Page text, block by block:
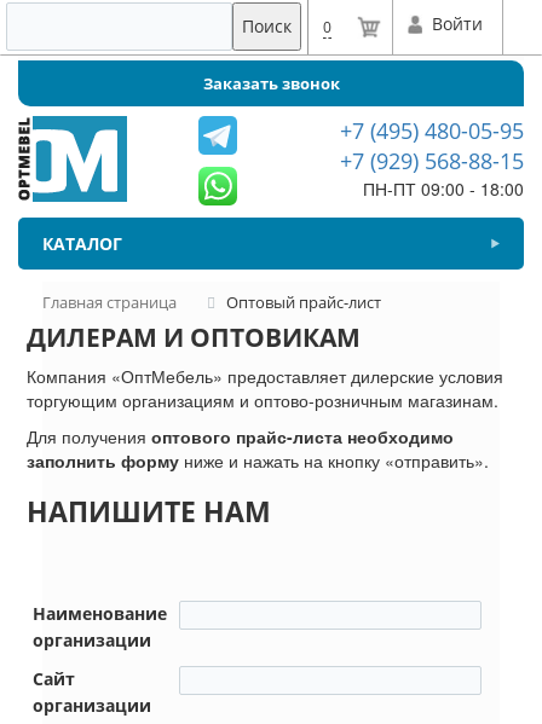
Поиск 0 Войти
Заказать звонок
+7 (495) 480-05-95
+7 (929) 568-88-15
ПН-ПТ 09:00 - 18:00
КАТАЛОГ
Главная страница Оптовый прайс-лист
ДИЛЕРАМ И ОПТОВИКАМ
Компания «ОптМебель» предоставляет дилерские условия
торгующим организациям и оптово-розничным магазинам.
Для получения оптового прайс-листа необходимо
заполнить форму ниже и нажать на кнопку «отправить».
НАПИШИТЕ НАМ
Наименование
организации
Сайт
организации